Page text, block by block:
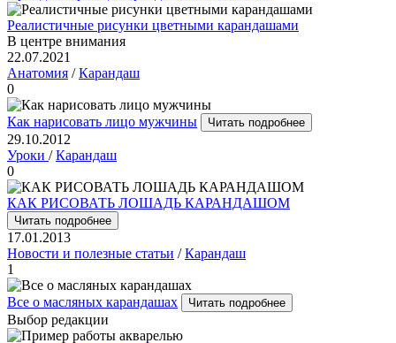
Реалистичные рисунки цветными карандашами
В центре внимания
22.07.2021
Анатомия /Карандаш
0
Как нарисовать лицо мужчины Читать подробнее
29.10.2012
Уроки /Карандаш
0
КАК РИСОВАТЬ ЛОШАДЬ КАРАНДАШОМ
Читать подробнее
17.01.2013
Новости и полезные статьи /Карандаш
1
Все о масляных карандашах Читать подробнее
Выбор редакции